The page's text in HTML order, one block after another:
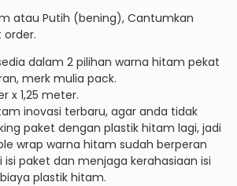
atau Putih (bening), Cantumkan
order.
dalam 2 pilihan warna hitam pekat
merk mulia pack.
x 1,25 meter.
inovasi terbaru, agar anda tidak
paket dengan plastik hitam lagi, jadi
wrap warna hitam sudah berperan
paket dan menjaga kerahasiaan isi
plastik hitam.